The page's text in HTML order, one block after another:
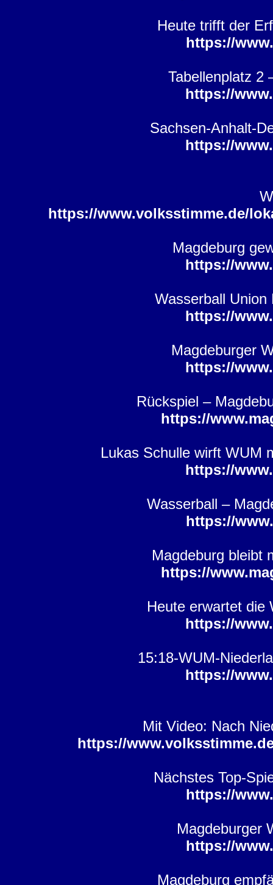
Heute trifft der
https://
Tabellenplatz 2
https://
Sachsen-Anhalt-
https://
https://www.volksstimme.de/
Magdeburg
https://
Wasserball
https://
Magdeburger
https://
Rückspiel –
https://
Lukas Schulle wirft WUM
https://
Wasserball –
https://
Magdeburg bleibt
https://
Heute erwartet die
https://
15:18-WUM-
https://
Mit Video: Nach
https://
Nächstes Top-
https://
Magdeburger
https://
Magdeburg